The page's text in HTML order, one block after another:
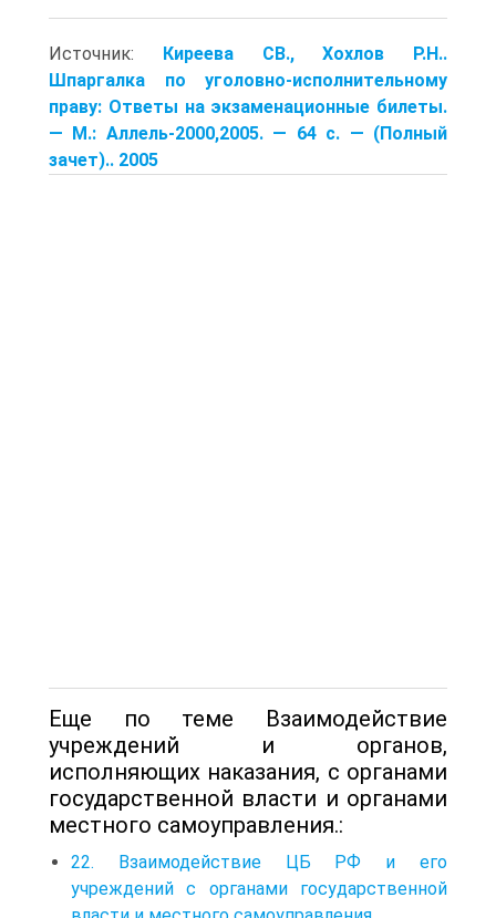
Источник: Киреева СВ., Хохлов Р.Н..
Шпаргалка по уголовно-исполнительному
праву: Ответы на экзаменационные билеты.
— М.: Аллель-2000,2005. — 64 с. — (Полный
зачет).. 2005
Еще по теме Взаимодействие
учреждений и органов,
исполняющих наказания, с органами
государственной власти и органами
местного самоуправления.:
22. Взаимодействие ЦБ РФ и его
учреждений с органами государственной